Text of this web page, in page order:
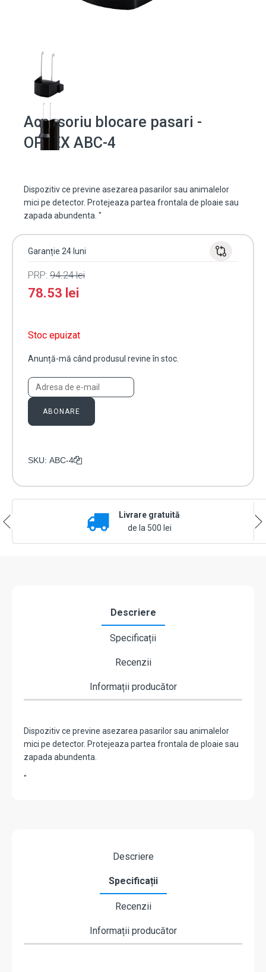
Accesoriu blocare pasari -
OPTEX ABC-4
Dispozitiv ce previne asezarea pasarilor sau animalelor
mici pe detector. Protejeaza partea frontala de ploaie sau
zapada abundenta. "
Garanție 24 luni
PRP: 94.24lei
78.53 lei
Stoc epuizat
Anunță-mă când produsul revine în stoc.
ABONARE
SKU: ABC-4
Livrare gratuită
de la 500 lei
Descriere
Specificații
Recenzii
Informații producător
Dispozitiv ce previne asezarea pasarilor sau animalelor
mici pe detector. Protejeaza partea frontala de ploaie sau
zapada abundenta.
"
Descriere
Specificații
Recenzii
Informații producător